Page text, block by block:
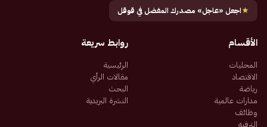
★اجعل «عاجل» مصدرك المفضل في قوقل
الأقسام
المحليات
الاقتصاد
رياضة
مدارات عالمية
وظائف
الترفيه
روابط سريعة
الرئيسية
مقالات الرأي
البحث
النشرة البريدية